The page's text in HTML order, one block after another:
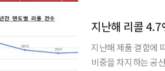
지난해 리콜
지난해 제품 결함에
비중을 차지하는 공